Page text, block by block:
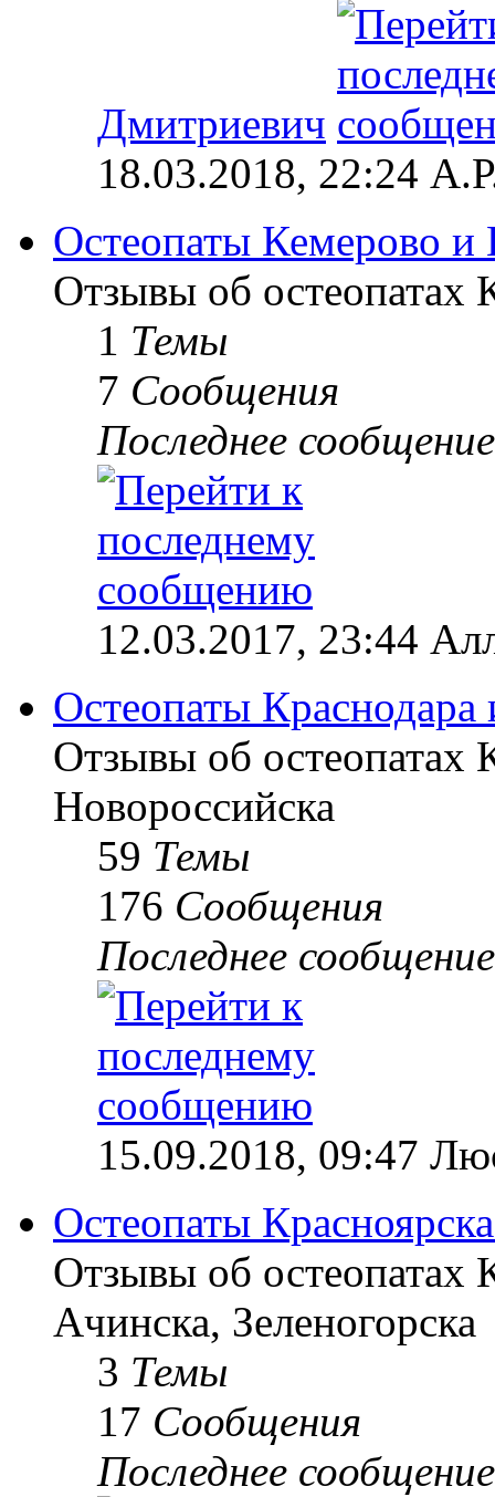
Дмитриевич
18.03.2018, 22:24
Остеопаты Кемерово и
Отзывы об остеопатах
1 Темы
7 Сообщения
Последнее сообщение
12.03.2017, 23:44
Остеопаты Краснодара
Отзывы об остеопатах
Новороссийска
59 Темы
176 Сообщения
Последнее сообщение
15.09.2018, 09:47
Остеопаты
Отзывы об остеопатах
Ачинска, Зеленогорска
3 Темы
17 Сообщения
Последнее сообщение